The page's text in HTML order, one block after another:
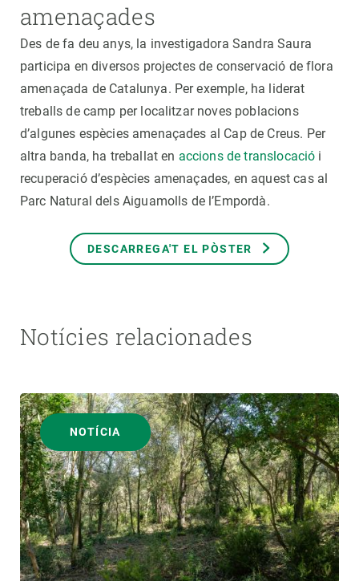
amenaçades
Des de fa deu anys, la investigadora Sandra Saura
participa en diversos projectes de conservació de flora
amenaçada de Catalunya. Per exemple, ha liderat
treballs de camp per localitzar noves poblacions
d’algunes espècies amenaçades al Cap de Creus. Per
altra banda, ha treballat en accions de translocació i
recuperació d’espècies amenaçades, en aquest cas al
Parc Natural dels Aiguamolls de l’Empordà.
DESCARREGA'T EL PÒSTER
Notícies relacionades
NOTÍCIA